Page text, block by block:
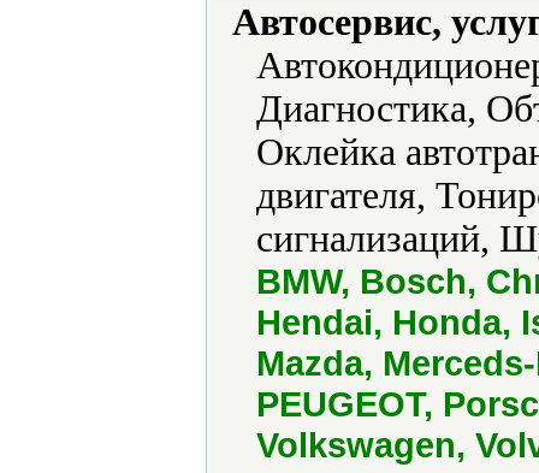
Автосервис,
Диагностика,
Оклейка
двигателя,
сигнализаций,
BMW, Bosch,
Hendai, Honda,
Mazda,
PEUGEOT,
Volkswagen,